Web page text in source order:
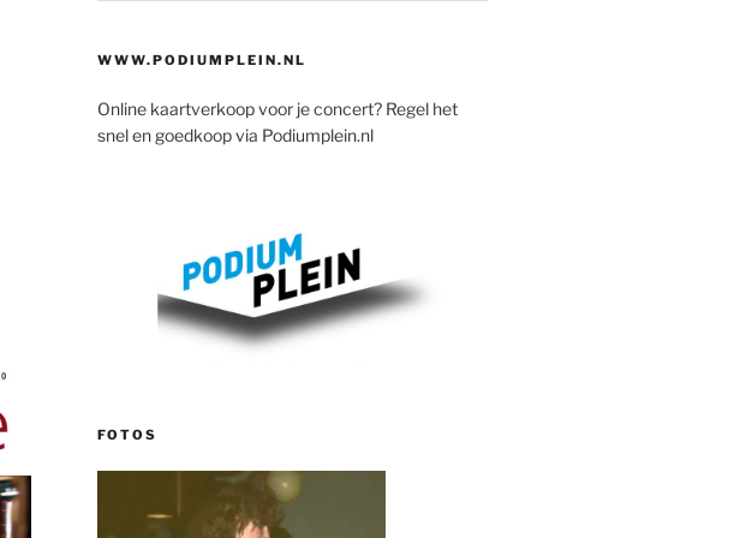
WWW.PODIUMPLEIN.NL
Online kaartverkoop voor je concert? Regel het
snel en goedkoop via Podiumplein.nl
FOTOS